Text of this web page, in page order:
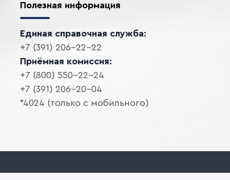
Полезная информация
Единая справочная служба:
+7 (391) 206-22-22
Приёмная комиссия:
+7 (800) 550-22-24
+7 (391) 206-20-04
*4024 (только с мобильного)